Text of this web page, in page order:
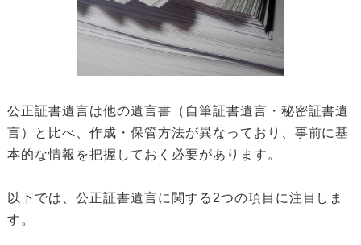
公正証書遺言は他の遺言書（自筆証書遺言・秘密証書遺
言）と比べ、作成・保管方法が異なっており、事前に基
本的な情報を把握しておく必要があります。
以下では、公正証書遺言に関する2つの項目に注目しま
す。